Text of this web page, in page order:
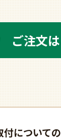
ご注文
付についての